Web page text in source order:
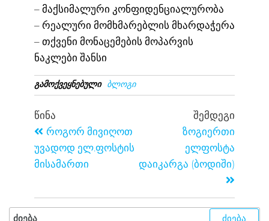
– მაქსიმალური კონფიდენციალურობა
– რეალური მომხმარებლის მხარდაჭერა
– თქვენი მონაცემების მოპარვის
ნაკლები შანსი
გამოქვეყნებული ბლოგი
ᲬᲘᲜᲐ
როგორ მივიღოთ
უვადოდ ელ.ფოსტის
მისამართი
ᲨᲔᲛᲓᲔᲒᲘ
ზოგიერთი
ელფოსტა
დაიკარგა (ბოდიში)